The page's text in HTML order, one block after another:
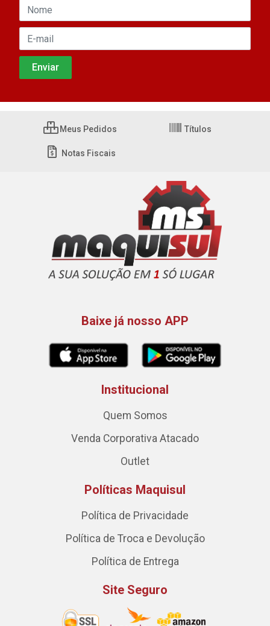
Meus Pedidos Títulos
Notas Fiscais
Baixe já nosso APP
Institucional
Quem Somos
Venda Corporativa Atacado
Outlet
Políticas Maquisul
Política de Privacidade
Política de Troca e Devolução
Política de Entrega
Site Seguro